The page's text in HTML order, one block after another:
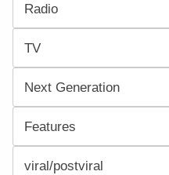
Radio
TV
Next Generation
Features
viral/postviral